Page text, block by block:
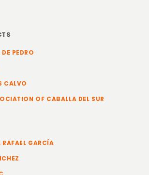
PEDRO
CALVO
OF CABALLA DEL SUR
GARCÍA